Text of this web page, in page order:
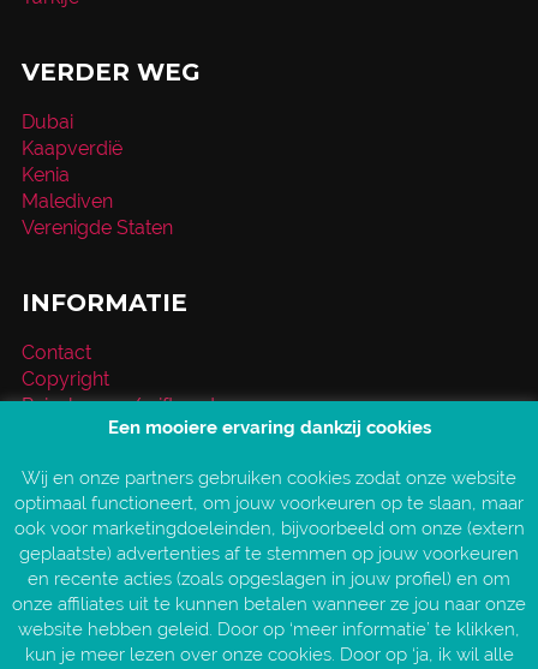
VERDER WEG
Dubai
Kaapverdië
Kenia
Malediven
Verenigde Staten
INFORMATIE
Contact
Copyright
Reischeque / giftcard
Over VakantieXperts
Service en vragen
Vind jouw VakantieXpert
Vacatures
AANGESLOTEN BIJ:
Een mooiere ervaring dankzij cookies
Wij en onze partners gebruiken cookies zodat onze website
optimaal functioneert, om jouw voorkeuren op te slaan, maar
ook voor marketingdoeleinden, bijvoorbeeld om onze (extern
geplaatste) advertenties af te stemmen op jouw voorkeuren
en recente acties (zoals opgeslagen in jouw profiel) en om
onze affiliates uit te kunnen betalen wanneer ze jou naar onze
website hebben geleid. Door op ‘meer informatie’ te klikken,
kun je meer lezen over onze cookies. Door op ‘ja, ik wil alle